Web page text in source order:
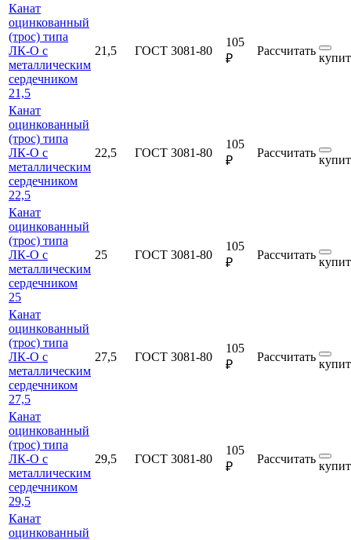
Канат
оцинкованный
(трос) типа
ЛК-О с
металлическим
сердечником
21,5
21,5 ГОСТ 3081-80
105
₽
Рассчитать
Канат
оцинкованный
(трос) типа
ЛК-О с
металлическим
сердечником
22,5
22,5 ГОСТ 3081-80
105
₽
Рассчитать
Канат
оцинкованный
(трос) типа
ЛК-О с
металлическим
сердечником
25
25 ГОСТ 3081-80
105
₽
Рассчитать
Канат
оцинкованный
(трос) типа
ЛК-О с
металлическим
сердечником
27,5
27,5 ГОСТ 3081-80
105
₽
Рассчитать
Канат
оцинкованный
(трос) типа
ЛК-О с
металлическим
сердечником
29,5
29,5 ГОСТ 3081-80
105
₽
Рассчитать
Канат
оцинкованный